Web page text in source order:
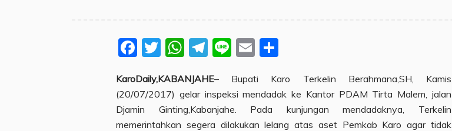
Facebook
Twitter
WhatsApp
Telegram
LineEmail
KaroDaily,KABANJAHE– Bupati Karo Terkelin Berahmana,SH, Kamis
(20/07/2017) gelar inspeksi mendadak ke Kantor PDAM Tirta Malem, jalan
Djamin Ginting,Kabanjahe. Pada kunjungan mendadaknya, Terkelin
memerintahkan segera dilakukan lelang atas aset Pemkab Karo agar tidak